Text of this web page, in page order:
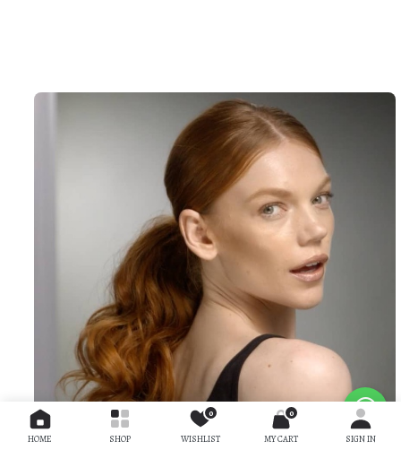
HOME SHOP WISHLIST
0
MY CART
0
SIGN IN